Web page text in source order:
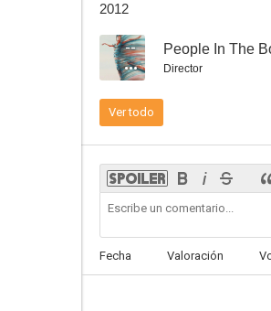
2012
-- People In The
Director
Ver todo
Fecha Valoración